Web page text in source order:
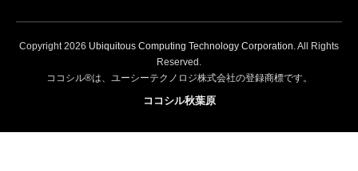
Copyright2026 Ubiquitous Computing Technology Corporation. All Rights
Reserved.
ココシル®は、ユーシーテクノロジ株式会社の登録商標です。
ココシル秋葉原